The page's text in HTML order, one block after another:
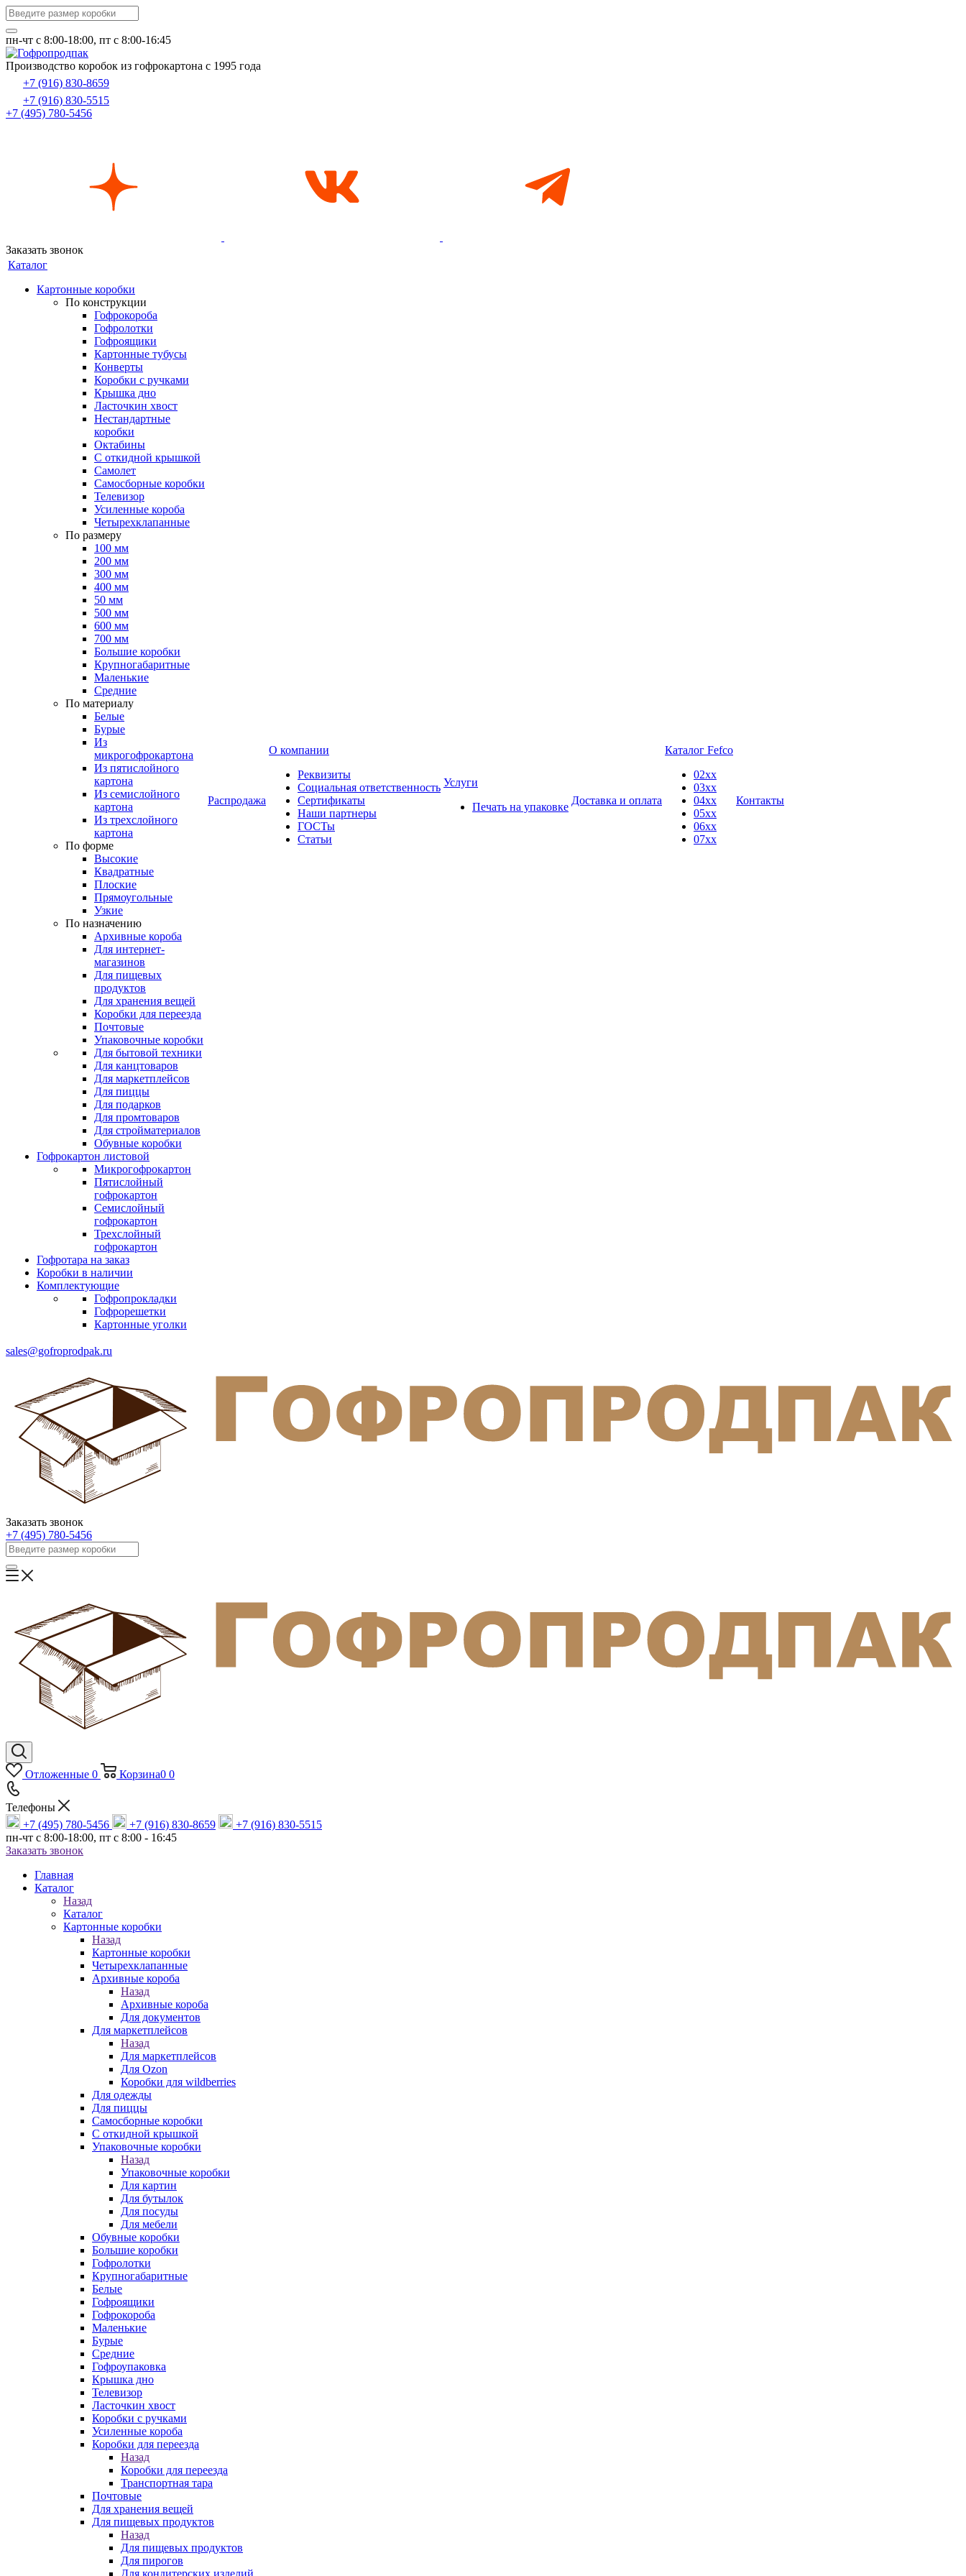
пн-чт c 8:00-18:00, пт с 8:00-16:45
Производство коробок из гофрокартона с 1995 года
+7 (916) 830-8659
+7 (916) 830-5515
+7 (495) 780-5456
Заказать звонок
Каталог
Картонные коробки
По конструкции
Гофрокороба
Гофролотки
Гофроящики
Картонные тубусы
Конверты
Коробки с ручками
Крышка дно
Ласточкин хвост
Нестандартные
коробки
Октабины
С откидной крышкой
Самолет
Самосборные коробки
Телевизор
Усиленные короба
Четырехклапанные
По размеру
100 мм
200 мм
300 мм
400 мм
50 мм
500 мм
600 мм
700 мм
Большие коробки
Крупногабаритные
Маленькие
Средние
По материалу
Белые
Бурые
Из
микрогофрокартона
Из пятислойного
картона
Из семислойного
картона
Из трехслойного
картона
По форме
Высокие
Квадратные
Плоские
Прямоугольные
Узкие
По назначению
Архивные короба
Для интернет-
магазинов
Для пищевых
продуктов
Для хранения вещей
Коробки для переезда
Почтовые
Упаковочные коробки
Для бытовой техники
Для канцтоваров
Для маркетплейсов
Для пиццы
Для подарков
Для промтоваров
Для стройматериалов
Обувные коробки
Гофрокартон листовой
Микрогофрокартон
Пятислойный
гофрокартон
Семислойный
гофрокартон
Трехслойный
гофрокартон
Гофротара на заказ
Коробки в наличии
Комплектующие
Гофропрокладки
Гофрорешетки
Картонные уголки
Распродажа
О компании
Реквизиты
Социальная ответственность
Сертификаты
Наши партнеры
ГОСТы
Статьи
Услуги
Печать на упаковке
Доставка и оплата
Каталог Fefco
02xx
03xx
04xx
05xx
06xx
07xx
Контакты
sales@gofroprodpak.ru
Заказать звонок
+7 (495) 780-5456
Отложенные 0 Корзина0 0
Телефоны
+7 (495) 780-5456
+7 (916) 830-8659
+7 (916) 830-5515
пн-чт c 8:00-18:00, пт с 8:00 - 16:45
Заказать звонок
Главная
Каталог
Назад
Каталог
Картонные коробки
Назад
Картонные коробки
Четырехклапанные
Архивные короба
Назад
Архивные короба
Для документов
Для маркетплейсов
Назад
Для маркетплейсов
Для Ozon
Коробки для wildberries
Для одежды
Для пиццы
Самосборные коробки
С откидной крышкой
Упаковочные коробки
Назад
Упаковочные коробки
Для картин
Для бутылок
Для посуды
Для мебели
Обувные коробки
Большие коробки
Гофролотки
Крупногабаритные
Белые
Гофроящики
Гофрокороба
Маленькие
Бурые
Средние
Гофроупаковка
Крышка дно
Телевизор
Ласточкин хвост
Коробки с ручками
Усиленные короба
Коробки для переезда
Назад
Коробки для переезда
Транспортная тара
Почтовые
Для хранения вещей
Для пищевых продуктов
Назад
Для пищевых продуктов
Для пирогов